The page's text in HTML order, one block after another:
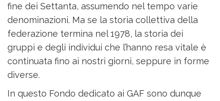
fine dei Settanta, assumendo nel tempo varie
denominazioni. Ma se la storia collettiva della
federazione termina nel 1978, la storia dei
gruppi e degli individui che l’hanno resa vitale è
continuata fino ai nostri giorni, seppure in forme
diverse.
In questo Fondo dedicato ai GAF sono dunque